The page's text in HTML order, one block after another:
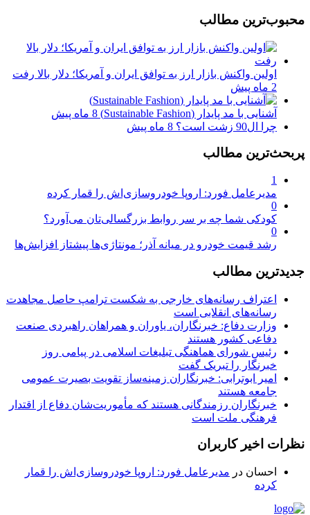
محبوب‌ترین مطالب
اولین واکنش بازار ارز به توافق ایران و آمریکا؛ دلار بالا رفت
2 ماه پیش
آشنایی با مد پایدار (Sustainable Fashion)
8 ماه پیش
چرا ال90 زشت است؟
8 ماه پیش
پربحث‌ترین مطالب
1
مدیرعامل فورد: اروپا خودروسازی‌اش را قمار کرده
0
کودکی شما چه بر سر روابط بزرگسالی‌تان می‌آورد؟
0
رشد قیمت خودرو در میانه آذر؛ مونتاژی‌ها پیشتاز افزایش‌ها
جدیدترین مطالب
اعتراف رسانه‌های خارجی به شکست ترامپ حاصل مجاهدت
رسانه‌های انقلابی است
وزارت دفاع: خبرنگاران، یاوران و همراهان راهبردی صنعت
دفاعی کشور هستند
رئیس شورای هماهنگی تبلیغات اسلامی در پیامی روز
خبرنگار را تبریک گفت
امیر ابوترابی: خبرنگاران زمینه‌ساز تقویت بصیرت عمومی
جامعه هستند
خبرنگاران رزمندگانی هستند که مأموریت‌شان دفاع از اقتدار
فرهنگی ملت است
نظرات اخیر کاربران
احسان در مدیرعامل فورد: اروپا خودروسازی‌اش را قمار
کرده